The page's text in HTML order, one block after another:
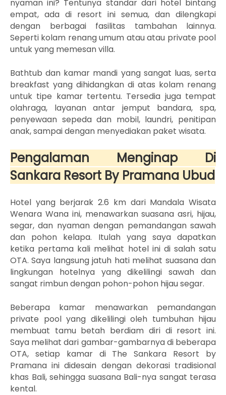
nyaman ini? Tentunya standar dari hotel bintang
empat, ada di resort ini semua, dan dilengkapi
dengan berbagai fasilitas tambahan lainnya.
Seperti kolam renang umum atau atau private pool
untuk yang memesan villa.
Bathtub dan kamar mandi yang sangat luas, serta
breakfast yang dihidangkan di atas kolam renang
untuk tipe kamar tertentu. Tersedia juga tempat
olahraga, layanan antar jemput bandara, spa,
penyewaan sepeda dan mobil, laundri, penitipan
anak, sampai dengan menyediakan paket wisata.
Pengalaman Menginap Di
Sankara Resort By Pramana Ubud
Hotel yang berjarak 2.6 km dari Mandala Wisata
Wenara Wana ini, menawarkan suasana asri, hijau,
segar, dan nyaman dengan pemandangansawah
dan pohon kelapa. Itulah yang saya dapatkan
ketika pertama kali melihat hotel ini di salah satu
OTA. Saya langsung jatuh hati melihat suasana dan
lingkungan hotelnya yang dikelilingi sawah dan
sangat rimbun dengan pohon-pohon hijau segar.
Beberapa kamar menawarkan pemandangan
private pool yang dikelilingi oleh tumbuhan hijau
membuat tamu betah berdiam diri di resort ini.
Saya melihat dari gambar-gambarnya di beberapa
OTA, setiap kamar di The Sankara Resort by
Pramana ini didesain dengan dekorasi tradisional
khas Bali, sehingga suasana Bali-nya sangat terasa
kental.